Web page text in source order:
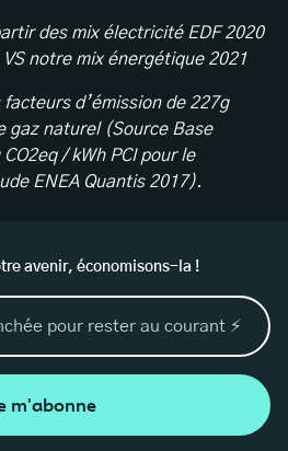
des mix électricité EDF 2020
notre mix énergétique 2021
d’émission de 227g
gaz naturel (Source Base
/ kWh PCI pour le
ENEA Quantis 2017).
avenir, économisons-la !
m'abonne